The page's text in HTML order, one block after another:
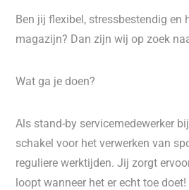
Ben jij flexibel, stressbestendig en
magazijn? Dan zijn wij op zoek
Wat ga je doen?
Als stand-by servicemedewerker
schakel voor het verwerken van
reguliere werktijden. Jij zorgt
loopt wanneer het er echt toe